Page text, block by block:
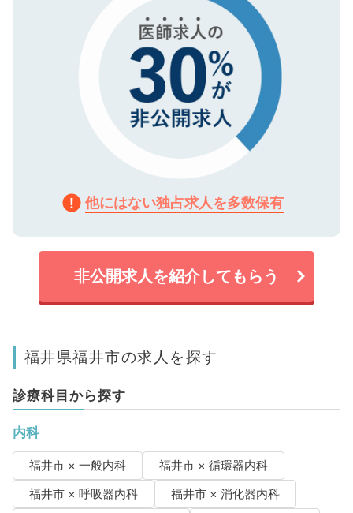
他にはない独占求人を多数保有
非公開求人を紹介してもらう
福井県福井市の求人を探す
診療科目から探す
内科
福井市 × 一般内科
福井市 × 循環器内科
福井市 × 呼吸器内科
福井市 × 消化器内科